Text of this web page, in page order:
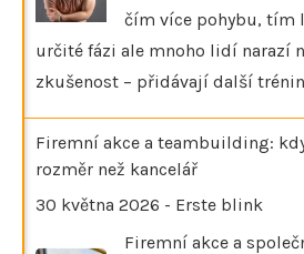
čím více pohybu, tím
určité fázi ale mnoho lidí narazí
zkušenost – přidávají další
Firemní akce a teambuilding:
rozměr než kancelář
30 května 2026 - Erste blink
Firemní akce a